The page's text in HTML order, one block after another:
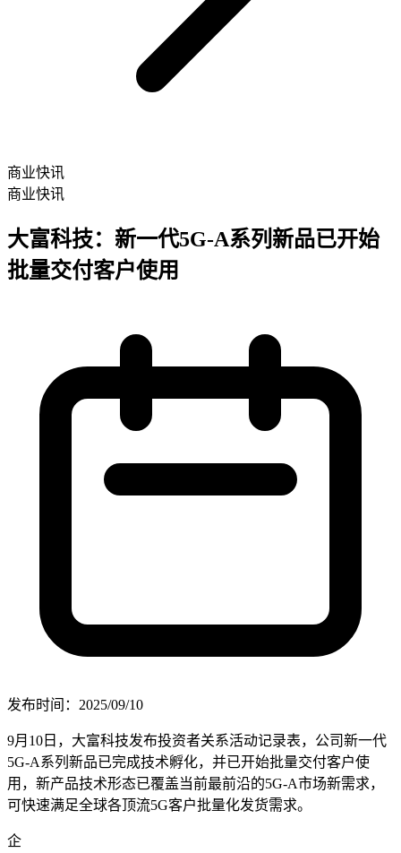
商业快讯
商业快讯
大富科技：新一代5G-A系列新品已开始
批量交付客户使用
发布时间：2025/09/10
9月10日，大富科技发布投资者关系活动记录表，公司新一代
5G-A系列新品已完成技术孵化，并已开始批量交付客户使
用，新产品技术形态已覆盖当前最前沿的5G-A市场新需求，
可快速满足全球各顶流5G客户批量化发货需求。
企